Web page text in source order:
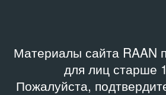
Материалы сайта RAAN
для лиц старше
Пожалуйста,